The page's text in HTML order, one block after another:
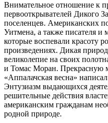
Внимательное отношение к
первооткрывателей Дикого
поселенцев. Американских
Уитмена, а также писателя и
которые воспевали красоту
произведениях. Дикая
великолепие на своих
и Томас Моран. Прекрасную
«Аппалачская весна»
Энтузиазм выдающихся
решительные действия
американским гражданам
родной природе.